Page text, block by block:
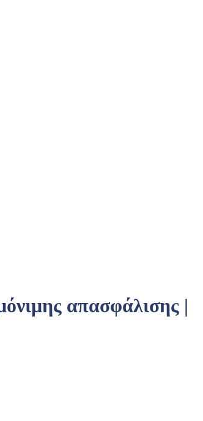
απασφάλισης |